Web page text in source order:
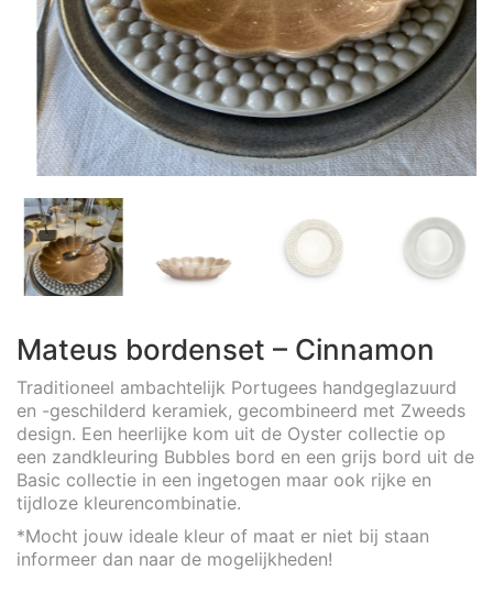
Mateus bordenset – Cinnamon
Traditioneel ambachtelijk Portugees handgeglazuurd
en -geschilderd keramiek, gecombineerd met Zweeds
design. Een heerlijke kom uit de Oyster collectie op
een zandkleuring Bubbles bord en een grijs bord uit de
Basic collectie in een ingetogen maar ook rijke en
tijdloze kleurencombinatie.
*Mocht jouw ideale kleur of maat er niet bij staan
informeer dan naar de mogelijkheden!